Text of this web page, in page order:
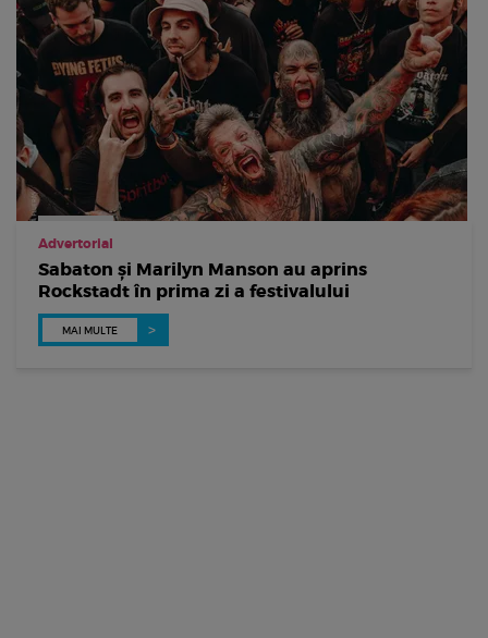
Advertorial
Sabaton și Marilyn Manson au aprins
Rockstadt în prima zi a festivalului
MAI MULTE